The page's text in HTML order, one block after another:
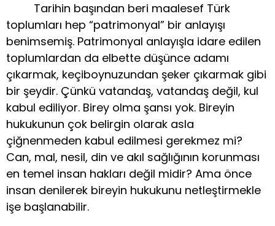
Tarihin başından beri maalesef Türk
toplumları hep “patrimonyal” bir anlayışı
benimsemiş. Patrimonyal anlayışla idare edilen
toplumlardan da elbette düşünce adamı
çıkarmak, keçiboynuzundan şeker çıkarmak gibi
bir şeydir. Çünkü vatandaş, vatandaş değil, kul
kabul ediliyor. Birey olma şansı yok. Bireyin
hukukunun çok belirgin olarak asla
çiğnenmeden kabul edilmesi gerekmez mi?
Can, mal, nesil, din ve akıl sağlığının korunması
en temel insan hakları değil midir? Ama önce
insan denilerek bireyin hukukunu netleştirmekle
işe başlanabilir.